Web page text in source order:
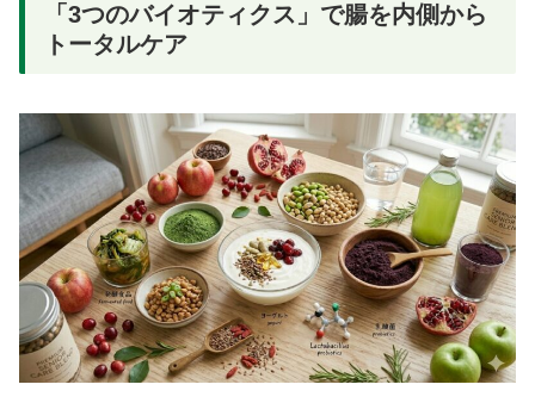
「3つのバイオティクス」で腸を内側から
トータルケア